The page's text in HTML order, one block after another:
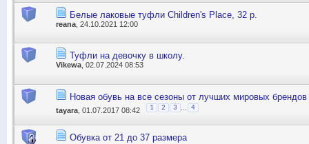
Белые лаковые туфли Children's Place, 32 р.
reana , 24.10.2021 12:00
Туфли на девочку в школу.
Vikewa , 02.07.2024 08:53
Новая обувь на все сезоны от лучших мировых
tayara , 01.07.2017 08:42 1 2 3 4
Обувка от 21 до 37 размера